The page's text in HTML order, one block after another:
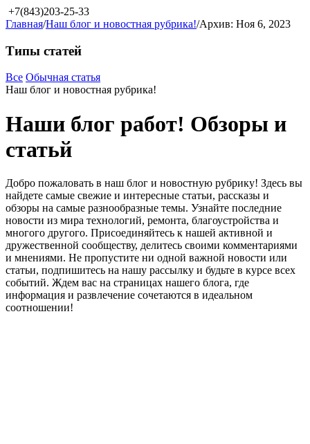
+7(843)203-25-33
Главная/Наш блог и новостная рубрика!/Архив: Ноя 6, 2023
Типы статей
Все Обычная статья
Наш блог и новостная рубрика!
Наши блог работ! Обзоры и
статьй
Добро пожаловать в наш блог и новостную рубрику! Здесь вы
найдете самые свежие и интересные статьи, рассказы и
обзоры на самые разнообразные темы. Узнайте последние
новости из мира технологий, ремонта, благоустройства и
многого другого. Присоединяйтесь к нашей активной и
дружественной сообществу, делитесь своими комментариями
и мнениями. Не пропустите ни одной важной новости или
статьи, подпишитесь на нашу рассылку и будьте в курсе всех
событий. Ждем вас на страницах нашего блога, где
информация и развлечение сочетаются в идеальном
соотношении!